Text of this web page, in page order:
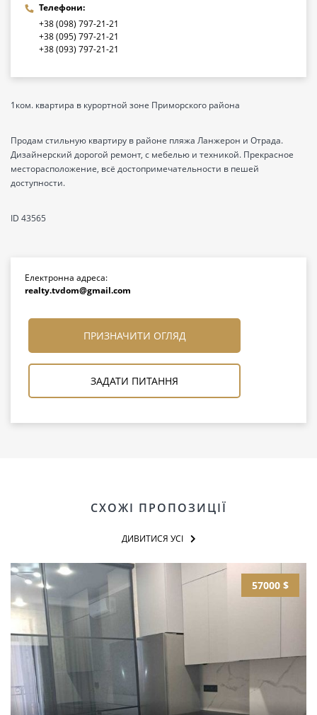
Телефони:
+38 (098) 797-21-21
+38 (095) 797-21-21
+38 (093) 797-21-21
1ком. квартира в курортной зоне Приморского района
Продам стильную квартиру в районе пляжа Ланжерон и Отрада.
Дизайнерский дорогой ремонт, с мебелью и техникой. Прекрасное
месторасположение, всё достопримечательности в пешей
доступности.
ID 43565
Електронна адреса:
realty.tvdom@gmail.com
ПРИЗНАЧИТИ ОГЛЯД
ЗАДАТИ ПИТАННЯ
СХОЖІ ПРОПОЗИЦІЇ
ДИВИТИСЯ УСІ
57000 $